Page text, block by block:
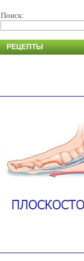
Поиск:
РЕЦЕПТЫ